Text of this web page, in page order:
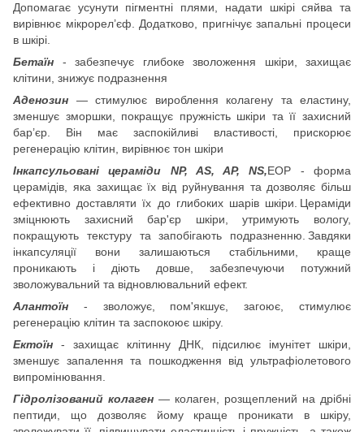
Допомагає усунути пігментні плями, надати шкірі сяйва та
вирівнює мікрорел’єф. Додатково, пригнічує запальні процеси
в шкірі.
Бетаїн - забезпечує глибоке зволоження шкіри, захищає
клітини, знижує подразнення
Аденозин — стимулює вироблення колагену та еластину,
зменшує зморшки, покращує пружність шкіри та її захисний
бар’єр. Він має заспокійливі властивості, прискорює
регенерацію клітин, вирівнює тон шкіри
Інкапсульовані цераміди NP, AS, AP, NS,EOP - форма
церамідів, яка захищає їх від руйнування та дозволяє більш
ефективно доставляти їх до глибоких шарів шкіри. Цераміди
зміцнюють захисний бар'єр шкіри, утримують вологу,
покращують текстуру та запобігають подразненню. Завдяки
інкапсуляції вони залишаються стабільними, краще
проникають і діють довше, забезпечуючи потужний
зволожувальний та відновлювальний ефект.
Алантоїн - зволожує, пом'якшує, загоює, стимулює
регенерацію клітин та заспокоює шкіру.
Ектоїн - захищає клітинну ДНК, підсилює імунітет шкіри,
зменшує запалення та пошкодження від ультрафіолетового
випромінювання.
Гідролізований колаген — колаген, розщеплений на дрібні
пептиди, що дозволяє йому краще проникати в шкіру,